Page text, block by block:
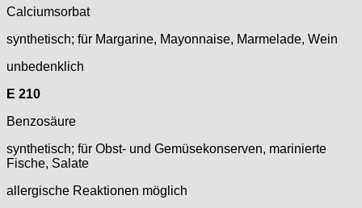
Calciumsorbat
synthetisch; für Margarine, Mayonnaise, Marmelade, Wein
unbedenklich
E 210
Benzosäure
synthetisch; für Obst- und Gemüsekonserven, marinierte
Fische, Salate
allergische Reaktionen möglich